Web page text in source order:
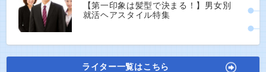
【第一印象は髪型で決まる！】男女別
就活ヘアスタイル特集
ライター一覧はこちら